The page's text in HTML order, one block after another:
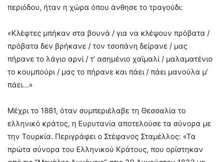
περιόδου, ήταν η χώρα όπου άνθησε το τραγούδι:
«Κλέφτες μπήκαν στα βουνά / για να κλέψουν πρόβατα /
πρόβατα δεν βρήκανε / τον τσοπάνη δείρανε / μας
πήρανε το λάγιο αρνί / τ’ ασημένιο χαϊμαλί / μαλαματένιο
το κουμπούρι / μας το πήρανε και πάει / πάει μανούλα μ’
πάει…»
Μέχρι το 1881, όταν συμπεριέλαβε τη Θεσσαλία το
ελληνικό κράτος, η Ευρυτανία αποτελούσε τα σύνορα με
την Τουρκία. Περιγράφει ο Στέφανος Σταμέλλος: «Τα
πρώτα σύνορα του Ελληνικού Κράτους, που ορίστηκαν